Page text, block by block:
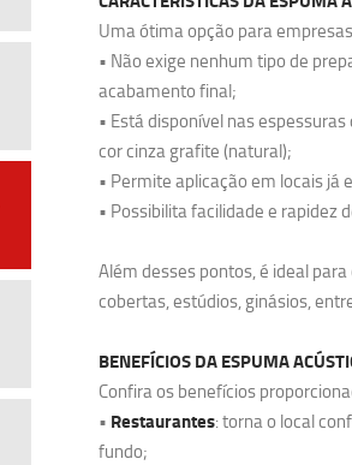
Uma ótima opção para
• Não exige nenhum tipo de
acabamento final;
• Está disponível nas
cor cinza grafite (natural);
• Permite aplicação em locais
• Possibilita facilidade e rapidez
Além desses pontos, é ideal
cobertas, estúdios, ginásios,
BENEFÍCIOS DA ESPUMA
Confira os benefícios
• Restaurantes: torna o local
fundo;